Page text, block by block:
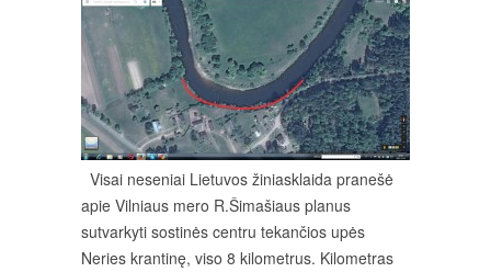
Visai neseniai Lietuvos žiniasklaida pranešė
apie Vilniaus mero R.Šimašiaus planus
sutvarkyti sostinės centru tekančios upės
Neries krantinę, viso 8 kilometrus. Kilometras